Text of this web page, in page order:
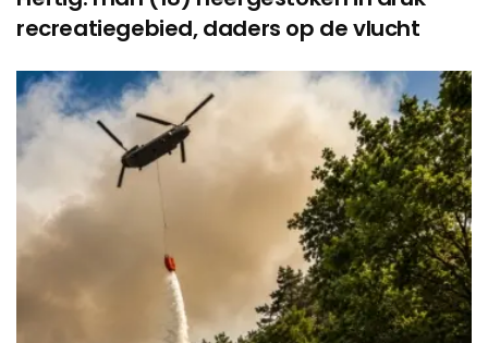
recreatiegebied, daders op de vlucht